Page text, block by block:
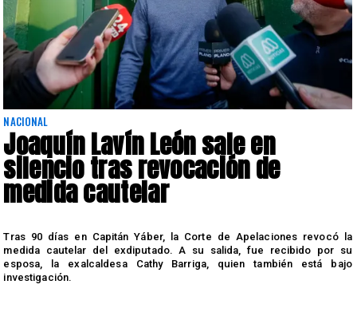
NACIONAL
Joaquín Lavín León sale en
silencio tras revocación de
medida cautelar
Tras 90 días en Capitán Yáber, la Corte de Apelaciones revocó la
medida cautelar del exdiputado. A su salida, fue recibido por su
esposa, la exalcaldesa Cathy Barriga, quien también está bajo
investigación.